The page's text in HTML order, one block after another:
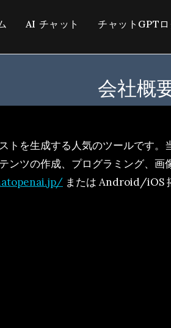
AI チャット チャットGPT
会社概
トを生成する人気のツールです
ンツの作成、プログラミング、
または Android/iOS